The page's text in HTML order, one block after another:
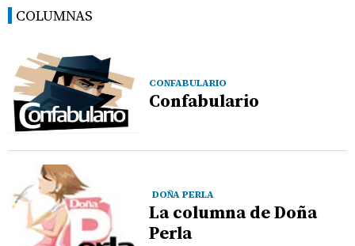
COLUMNAS
CONFABULARIO
Confabulario
DOÑA PERLA
La columna de Doña
Perla